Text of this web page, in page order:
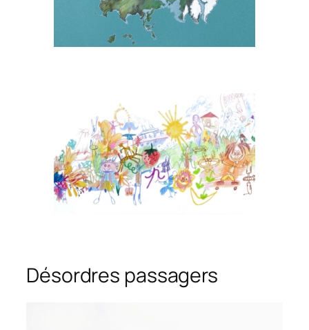
Désordres passagers